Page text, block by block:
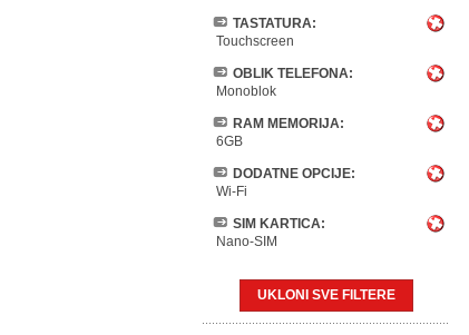
TASTATURA:
Touchscreen
OBLIK TELEFONA:
Monoblok
RAM MEMORIJA:
6GB
DODATNE OPCIJE:
Wi-Fi
SIM KARTICA:
Nano-SIM
UKLONI SVE FILTERE